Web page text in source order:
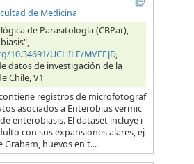
de Medicina
de Parasitología (CBPar),
10.34691/UCHILE/MVEEJD,
datos de investigación de la
Chile, V1
registros de microfotograf
asociados a Enterobius vermic
enterobiasis. El dataset incluye i
con sus expansiones alares, ej
huevos en t...